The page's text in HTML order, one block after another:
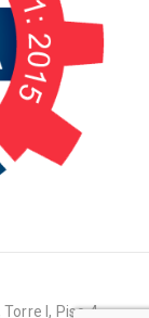
I, Piso 4,